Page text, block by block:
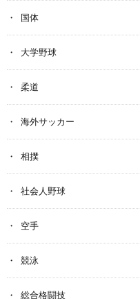
国体
大学野球
柔道
海外サッカー
相撲
社会人野球
空手
競泳
総合格闘技